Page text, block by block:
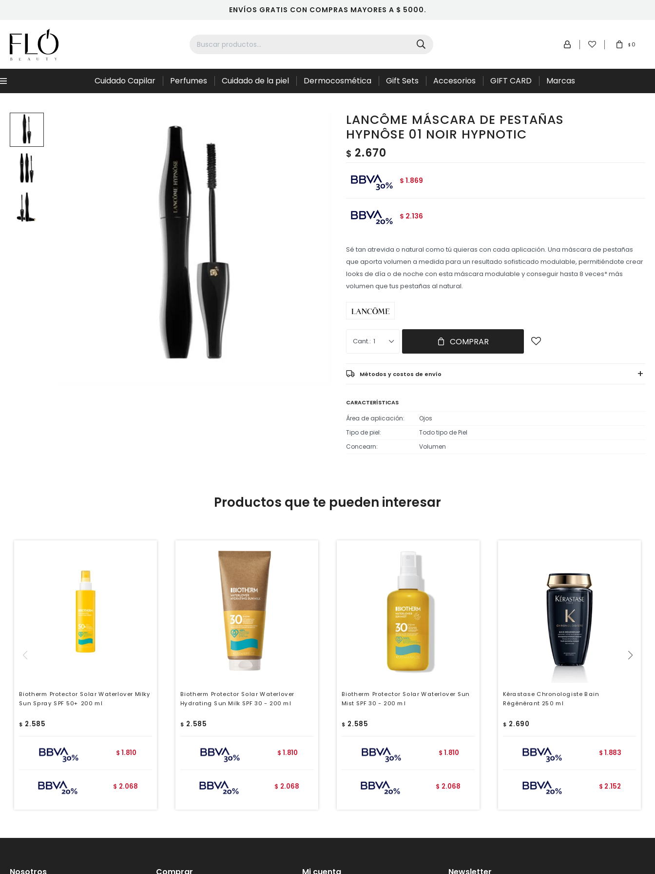
ENVÍOS GRATIS CON COMPRAS MAYORES A $ 5000.
Menú Cuidado Capilar Perfumes Cuidado de la piel Dermocosmética Gift Sets Accesorios GIFT CARD Marcas
$ 0
LANCÔME MÁSCARA DE PESTAÑAS
HYPNÔSE 01 NOIR HYPNOTIC
$ 2.670
$ 1.869
$ 2.136
Sé tan atrevida o natural como tú quieras con cada aplicación. Una máscara de pestañas
que aporta volumen a medida para un resultado sofisticado modulable, permitiéndote crear
looks de día o de noche con esta máscara modulable y conseguir hasta 8 veces* más
volumen que tus pestañas al natural.
1 COMPRAR
Métodos y costos de envío
CARACTERÍSTICAS
Área de aplicación
Ojos
Tipo de piel
Todo tipo de Piel
Concearn
Volumen
Productos que te pueden interesar
Biotherm Protector Solar Waterlover Milky
Sun Spray SPF 50+ 200 ml
$ 2.585
$ 1.810
$ 2.068
Biotherm Protector Solar Waterlover
Hydrating Sun Milk SPF 30 - 200 ml
$ 2.585
$ 1.810
$ 2.068
Biotherm Protector Solar Waterlover Sun
Mist SPF 30 - 200 ml
$ 2.585
$ 1.810
$ 2.068
Kérastase Chronologiste Bain
Régénérant 250 ml
$ 2.690
$ 1.883
$ 2.152
Nosotros Comprar Mi cuenta Newsletter